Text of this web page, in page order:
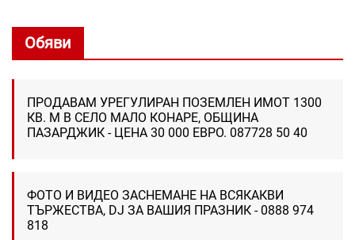
Обяви
ПРОДАВАМ УРЕГУЛИРАН ПОЗЕМЛЕН ИМОТ 1300
КВ. М В СЕЛО МАЛО КОНАРЕ, ОБЩИНА
ПАЗАРДЖИК - ЦЕНА 30 000 ЕВРО. 087728 50 40
ФОТО И ВИДЕО ЗАСНЕМАНЕ НА ВСЯКАКВИ
ТЪРЖЕСТВА, DJ ЗА ВАШИЯ ПРАЗНИК - 0888 974
818